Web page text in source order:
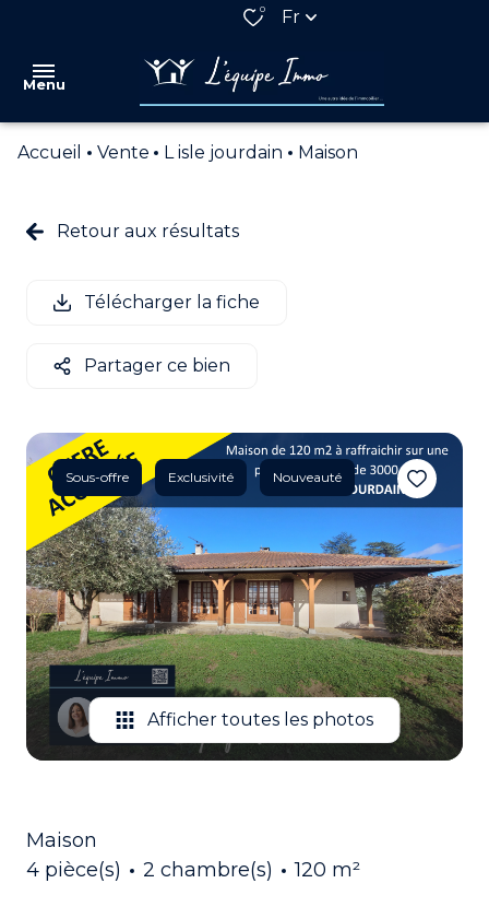
0 Fr
Menu
NOUS
NOS
PARTENAIRES
ALERTE
EMAIL
CONTACTEZ
NOUS
Accueil Vente L isle jourdain Maison
Retour aux résultats
Télécharger la fiche
Partager ce bien
Sous-offre Exclusivité Nouveauté
Afficher toutes les photos
Maison
4 pièce(s)
2 chambre(s) 120 m²